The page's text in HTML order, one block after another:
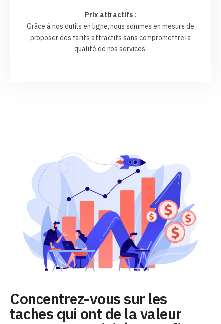
Prix attractifs :
Grâce à nos outils en ligne, nous sommes en mesure de
proposer des tarifs attractifs sans compromettre la
qualité de nos services.
Concentrez-vous sur les
taches qui ont de la valeur